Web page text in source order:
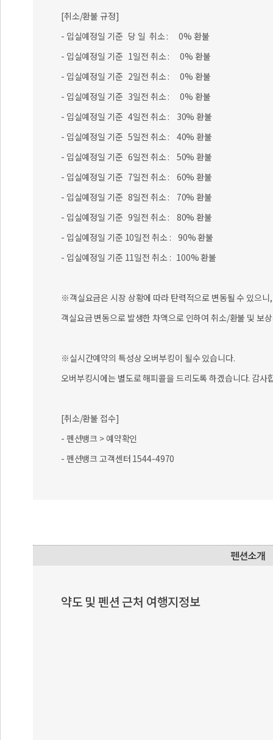
[취소/환불 규정]
- 입실예정일 기준 당 일 취소 : 0% 환불
- 입실예정일 기준 1일전 취소 : 0% 환불
- 입실예정일 기준 2일전 취소 : 0% 환불
- 입실예정일 기준 3일전 취소 : 0% 환불
- 입실예정일 기준 4일전 취소 : 30% 환불
- 입실예정일 기준 5일전 취소 : 40% 환불
- 입실예정일 기준 6일전 취소 : 50% 환불
- 입실예정일 기준 7일전 취소 : 60% 환불
- 입실예정일 기준 8일전 취소 : 70% 환불
- 입실예정일 기준 9일전 취소 : 80% 환불
- 입실예정일 기준 10일전 취소 : 90% 환불
- 입실예정일 기준 11일전 취소 : 100% 환불
※객실요금은 시장 상황에 따라 탄력적으로 변동될 수 있으
객실요금 변동으로 발생한 차액으로 인하여 취소/환불 및 보
※실시간예약의 특성상 오버부킹이 될수 있습니다.
오버부킹시에는 별도로 해피콜을 드리도록 하겠습니다. 감사
[취소/환불 접수]
- 펜션뱅크 > 예약확인
- 펜션뱅크 고객센터 1544-4970
약도 및 펜션 근처 여행지정보